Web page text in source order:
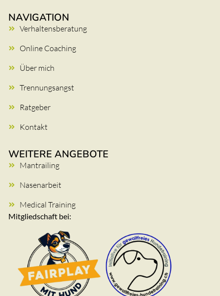
NAVIGATION
Verhaltensberatung
Online Coaching
Über mich
Trennungsangst
Ratgeber
Kontakt
WEITERE ANGEBOTE
Mantrailing
Nasenarbeit
Medical Training
Mitgliedschaft bei: